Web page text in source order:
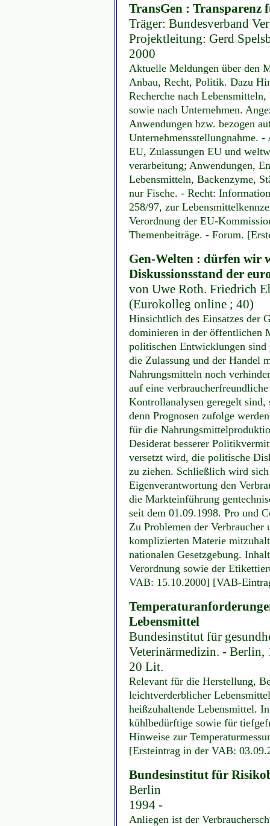
TransGen : Transparenz
Träger: Bundesverband
Projektleitung: Gerd
2000
Aktuelle Meldungen über den
Anbau, Recht, Politik. Dazu
Recherche nach
sowie nach Unternehmen.
Anwendungen bzw. bezogen
Unternehmensstellungnahme.
EU, Zulassungen EU und
verarbeitung; Anwendungen,
Lebensmitteln, Backenzyme,
nur Fische. - Recht:
258/97, zur
Verordnung der EU-
Themenbeiträge. - Forum.
Gen-Welten : dürfen wir
Diskussionsstand der
von Uwe Roth. Friedrich
(Eurokolleg online ; 40)
Hinsichtlich des Einsatzes der
dominieren in der öffentlichen
politischen Entwicklungen
die Zulassung und der Handel
Nahrungsmitteln noch
auf eine
Kontrollanalysen geregelt
denn Prognosen zufolge
für die
Desiderat besserer
versetzt wird, die politische
zu ziehen. Schließlich wird
Eigenverantwortung den
die Markteinführung
seit dem 01.09.1998. Pro und
Zu Problemen der Verbraucher
komplizierten Materie
nationalen Gesetzgebung.
Verordnung sowie der
VAB: 15.10.2000] [VAB-
Lebensmittel
Bundesinstitut für
Veterinärmedizin. - Berlin,
20 Lit.
Relevant für die Herstellung,
leichtverderblicher
heißzuhaltende Lebensmittel.
kühlbedürftige sowie für
Hinweise zur
[Ersteintrag in der VAB:
Bundesinstitut für
Berlin
1994 -
Anliegen ist der